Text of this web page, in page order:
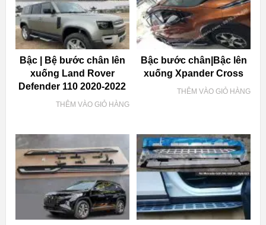
Bậc | Bệ bước chân lên
xuống Land Rover
Defender 110 2020-2022
THÊM VÀO GIỎ HÀNG
Bậc bước chân|Bậc lên
xuống Xpander Cross
THÊM VÀO GIỎ HÀNG